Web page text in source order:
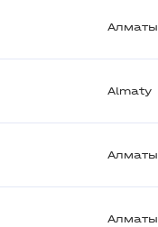
Алматы
Almaty
Алматы
Алматы